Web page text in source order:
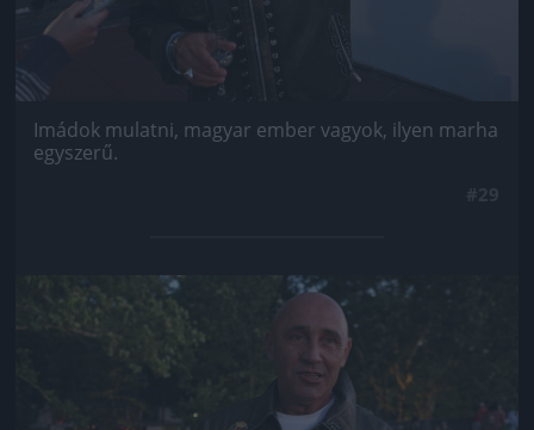
Imádok mulatni, magyar ember vagyok, ilyen marha
egyszerű.
Jön még kép!